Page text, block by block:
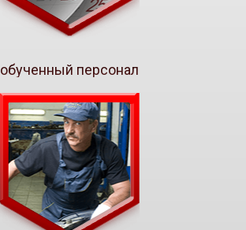
обученный персонал